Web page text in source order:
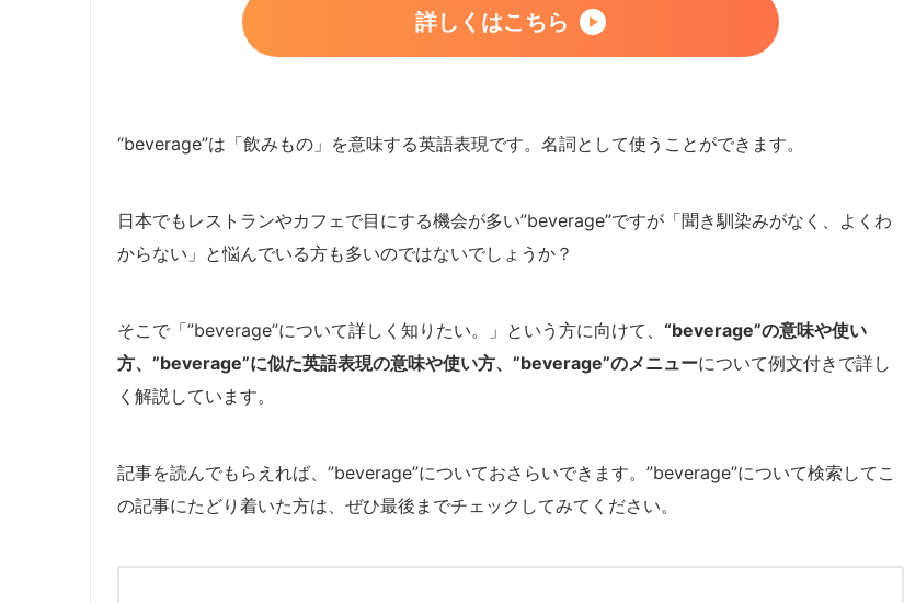
詳しくはこちら
“beverage”は「飲みもの」を意味する英語表現です。名詞として使うことができます。
日本でもレストランやカフェで目にする機会が多い”beverage”ですが「聞き馴染みがなく、よくわ
からない」と悩んでいる方も多いのではないでしょうか？
そこで「”beverage”について詳しく知りたい。」という方に向けて、 “beverage”の意味や使い
方、”beverage”に似た英語表現の意味や使い方、”beverage”のメニューについて例文付きで詳し
く解説しています。
記事を読んでもらえれば、”beverage”についておさらいできます。”beverage”について検索してこ
の記事にたどり着いた方は、ぜひ最後までチェックしてみてください。